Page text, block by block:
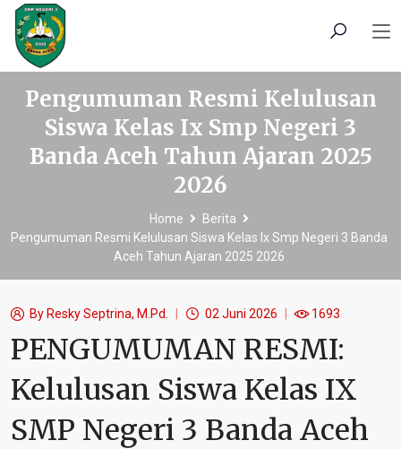
Pengumuman Resmi Kelulusan
Siswa Kelas Ix Smp Negeri 3
Banda Aceh Tahun Ajaran 2025
2026
Home
Berita
Pengumuman Resmi Kelulusan Siswa Kelas Ix Smp Negeri 3 Banda
Aceh Tahun Ajaran 2025 2026
By Resky Septrina, M.Pd. 02 Juni 2026 1693
PENGUMUMAN RESMI:
Kelulusan Siswa Kelas IX
SMP Negeri 3 Banda Aceh